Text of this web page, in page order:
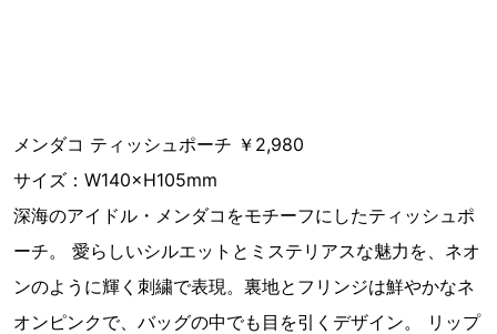
メンダコ ティッシュポーチ ￥2,980
サイズ：W140×H105mm
深海のアイドル・メンダコをモチーフにしたティッシュポ
ーチ。 愛らしいシルエットとミステリアスな魅⼒を、ネオ
ンのように輝く刺繍で表現。裏地とフリンジは鮮やかなネ
オンピンクで、バッグの中でも⽬を引くデザイン。 リップ